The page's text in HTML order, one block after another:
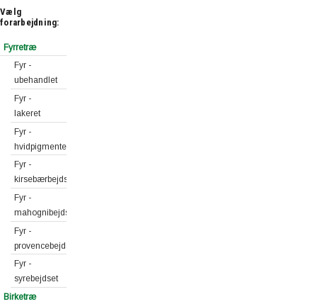
Vælg
forarbejdning:
Fyrretræ
Fyr -
ubehandlet
Fyr -
lakeret
Fyr -
hvidpigmenteret
Fyr -
kirsebærbejdset
Fyr -
mahognibejdset
Fyr -
provencebejdset
Fyr -
syrebejdset
Birketræ